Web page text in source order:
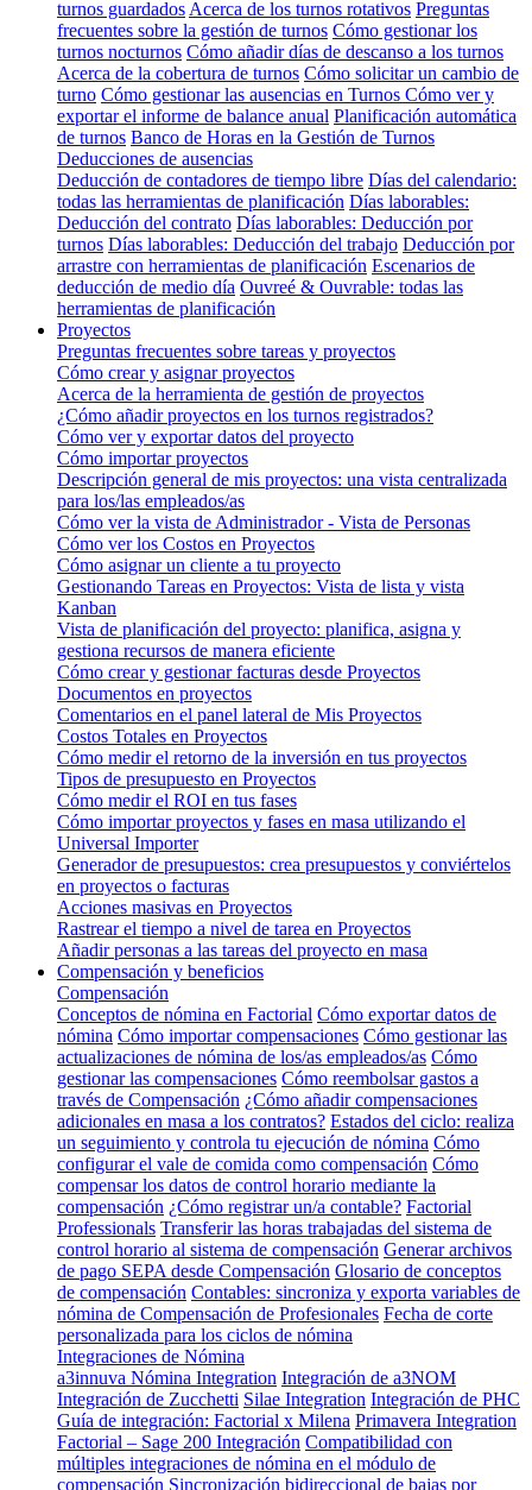
turnos guardados Acerca de los turnos rotativos Preguntas
frecuentes sobre la gestión de turnos Cómo gestionar los
turnos nocturnos Cómo añadir días de descanso a los turnos
Acerca de la cobertura de turnos Cómo solicitar un cambio de
turno Cómo gestionar las ausencias en Turnos Cómo ver y
exportar el informe de balance anual Planificación automática
de turnos Banco de Horas en la Gestión de Turnos
Deducciones de ausencias
Deducción de contadores de tiempo libre Días del calendario:
todas las herramientas de planificación Días laborables:
Deducción del contrato Días laborables: Deducción por
turnos Días laborables: Deducción del trabajo Deducción por
arrastre con herramientas de planificación Escenarios de
deducción de medio día Ouvreé & Ouvrable: todas las
herramientas de planificación
Proyectos
Preguntas frecuentes sobre tareas y proyectos
Cómo crear y asignar proyectos
Acerca de la herramienta de gestión de proyectos
¿Cómo añadir proyectos en los turnos registrados?
Cómo ver y exportar datos del proyecto
Cómo importar proyectos
Descripción general de mis proyectos: una vista centralizada
para los/las empleados/as
Cómo ver la vista de Administrador - Vista de Personas
Cómo ver los Costos en Proyectos
Cómo asignar un cliente a tu proyecto
Gestionando Tareas en Proyectos: Vista de lista y vista
Kanban
Vista de planificación del proyecto: planifica, asigna y
gestiona recursos de manera eficiente
Cómo crear y gestionar facturas desde Proyectos
Documentos en proyectos
Comentarios en el panel lateral de Mis Proyectos
Costos Totales en Proyectos
Cómo medir el retorno de la inversión en tus proyectos
Tipos de presupuesto en Proyectos
Cómo medir el ROI en tus fases
Cómo importar proyectos y fases en masa utilizando el
Universal Importer
Generador de presupuestos: crea presupuestos y conviértelos
en proyectos o facturas
Acciones masivas en Proyectos
Rastrear el tiempo a nivel de tarea en Proyectos
Añadir personas a las tareas del proyecto en masa
Compensación y beneficios
Compensación
Conceptos de nómina en Factorial Cómo exportar datos de
nómina Cómo importar compensaciones Cómo gestionar las
actualizaciones de nómina de los/as empleados/as Cómo
gestionar las compensaciones Cómo reembolsar gastos a
través de Compensación ¿Cómo añadir compensaciones
adicionales en masa a los contratos? Estados del ciclo: realiza
un seguimiento y controla tu ejecución de nómina Cómo
configurar el vale de comida como compensación Cómo
compensar los datos de control horario mediante la
compensación ¿Cómo registrar un/a contable? Factorial
Professionals Transferir las horas trabajadas del sistema de
control horario al sistema de compensación Generar archivos
de pago SEPA desde Compensación Glosario de conceptos
de compensación Contables: sincroniza y exporta variables de
nómina de Compensación de Profesionales Fecha de corte
personalizada para los ciclos de nómina
Integraciones de Nómina
a3innuva Nómina Integration Integración de a3NOM
Integración de Zucchetti Silae Integration Integración de PHC
Guía de integración: Factorial x Milena Primavera Integration
Factorial – Sage 200 Integración Compatibilidad con
múltiples integraciones de nómina en el módulo de
compensación Sincronización bidireccional de bajas por